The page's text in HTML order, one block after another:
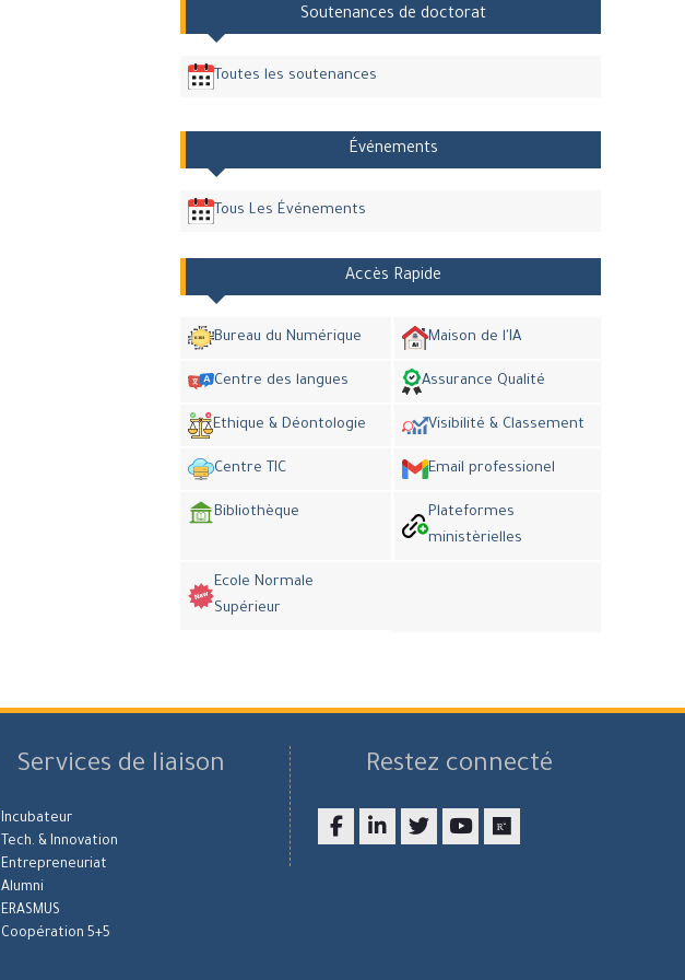
Soutenances de doctorat
Toutes les soutenances
Événements
Tous Les Événements
Accès Rapide
Bureau du Numérique Maison de l'IA
Centre des langues Assurance Qualité
Ethique & Déontologie Visibilité & Classement
Centre TIC Email professionel
Bibliothèque
Plateformes
ministèrielles
Ecole Normale
Supérieur
Services de liaison
Incubateur
Tech. & Innovation
Entrepreneuriat
Alumni
ERASMUS
Coopération 5+5
Restez connecté